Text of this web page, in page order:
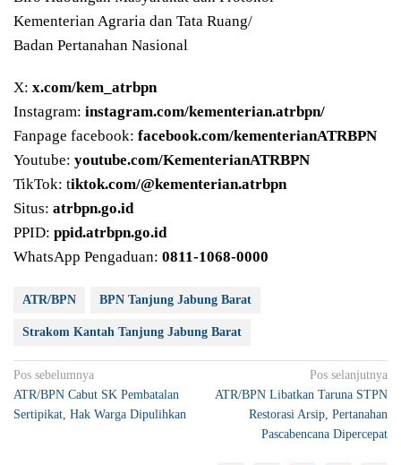
Kementerian Agraria dan Tata Ruang/
Badan Pertanahan Nasional
X: x.com/kem_atrbpn
Instagram: instagram.com/kementerian.atrbpn/
Fanpage facebook: facebook.com/kementerianATRBPN
Youtube: youtube.com/KementerianATRBPN
TikTok: tiktok.com/@kementerian.atrbpn
Situs: atrbpn.go.id
PPID: ppid.atrbpn.go.id
WhatsApp Pengaduan: 0811-1068-0000
ATR/BPN BPN Tanjung Jabung Barat
Strakom Kantah Tanjung Jabung Barat
Navigasi
pos
Pos sebelumnya
ATR/BPN Cabut SK Pembatalan
Sertipikat, Hak Warga Dipulihkan
Pos selanjutnya
ATR/BPN Libatkan Taruna STPN
Restorasi Arsip, Pertanahan
Pascabencana Dipercepat